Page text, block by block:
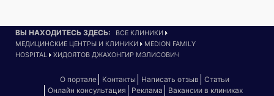
ВЫ НАХОДИТЕСЬ ЗДЕСЬ:
ВСЕ КЛИНИКИ
МЕДИЦИНСКИЕ ЦЕНТРЫ И КЛИНИКИ
MEDION FAMILY
HOSPITAL
ХИДОЯТОВ ДЖАХОНГИР МЭЛИСОВИЧ
О портале Контакты Написать отзыв
Статьи
Онлайн консультация
Реклама Вакансии в клиниках